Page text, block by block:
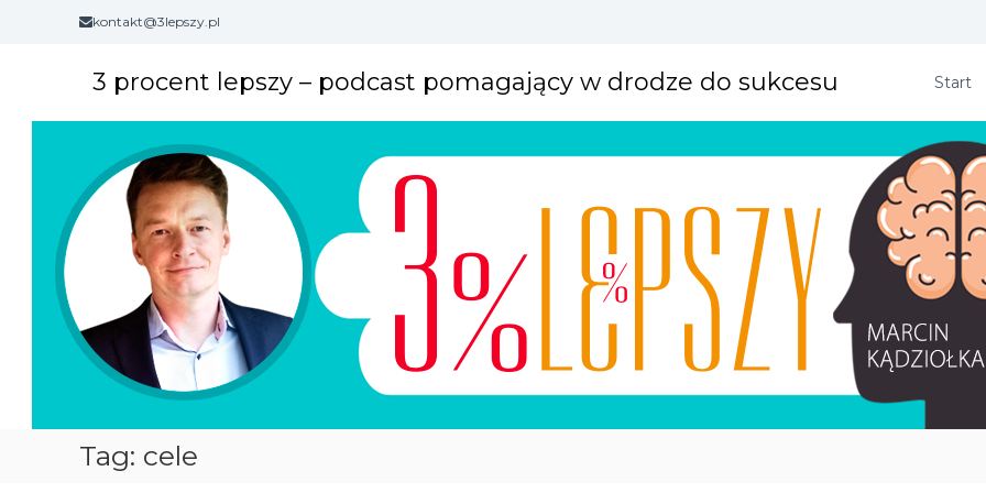
kontakt@3lepszy.pl
3 procent lepszy – podcast pomagający w drodze do sukcesu Start
Tag: cele